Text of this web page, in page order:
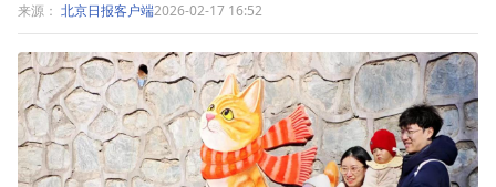
来源： 北京日报客户端2026-02-17 16:52